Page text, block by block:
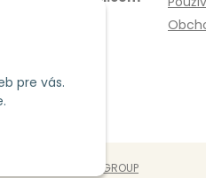
pre vás.
WEBYGROUP